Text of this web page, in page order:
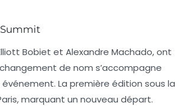
Bobiet et Alexandre Machado, ont
de nom s’accompagne
La première édition sous la
marquant un nouveau départ.